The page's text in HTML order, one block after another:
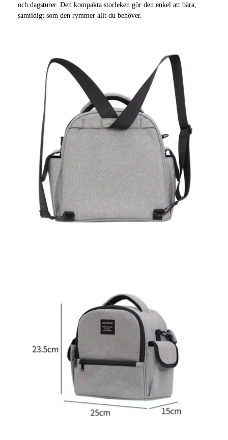
och dagsturer. Den kompakta storleken gör den enkel att bära,
samtidigt som den rymmer allt du behöver.